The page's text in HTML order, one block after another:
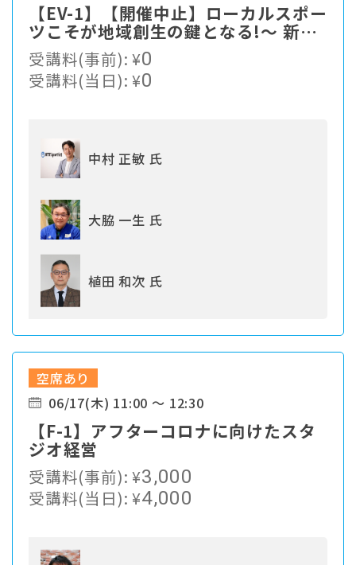
【EV-1】【開催中止】ローカルスポー
ツこそが地域創生の鍵となる!〜 新た
なスポーツソリューションの提案
受講料(事前):¥0
受講料(当日):¥0
中村 正敏 氏
大脇 一生 氏
植田 和次 氏
空席あり
06/17(木) 11:00 ～ 12:30
【F-1】アフターコロナに向けたスタ
ジオ経営
受講料(事前):¥3,000
受講料(当日):¥4,000